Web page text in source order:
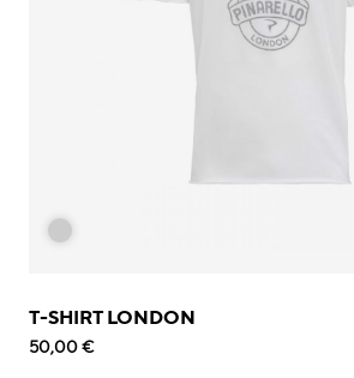
T-SHIRT LONDON
50,00 €